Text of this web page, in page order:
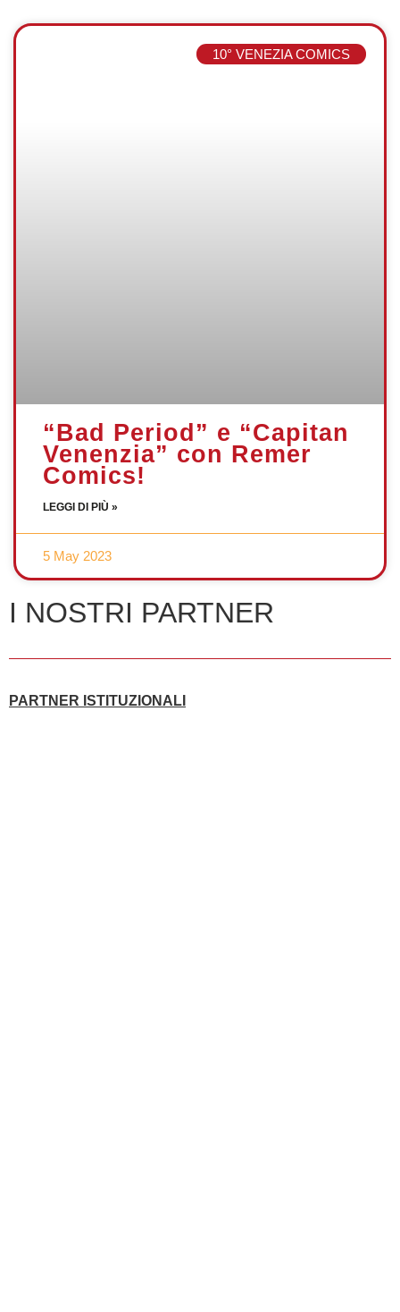
10° VENEZIA COMICS
“Bad Period” e “Capitan
Venenzia” con Remer
Comics!
LEGGI DI PIÙ »
5 May 2023
I NOSTRI PARTNER
PARTNER ISTITUZIONALI